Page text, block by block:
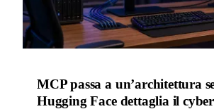
MCP passa a un’architettura
Hugging Face dettaglia il